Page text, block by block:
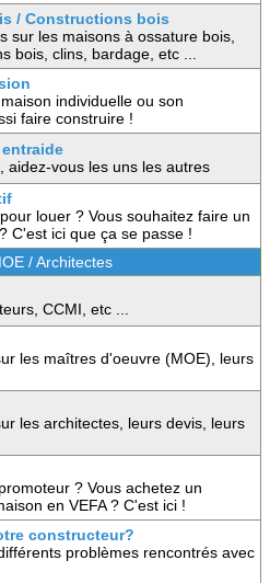
/ Constructions bois
sur les maisons à ossature bois,
bois, clins, bardage, etc ...
individuelle ou son
faire construire !
aidez-vous les uns les autres
louer ? Vous souhaitez faire un
C'est ici que ça se passe !
/ Architectes
CCMI, etc ...
les maîtres d'oeuvre (MOE), leurs
les architectes, leurs devis, leurs
? Vous achetez un
en VEFA ? C'est ici !
constructeur?
problèmes rencontrés avec